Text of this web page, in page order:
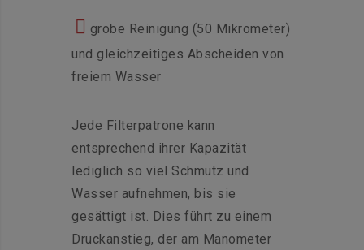
grobe Reinigung (50 Mikrometer)
und gleichzeitiges Abscheiden von
freiem Wasser
Jede Filterpatrone kann
entsprechend ihrer Kapazität
lediglich so viel Schmutz und
Wasser aufnehmen, bis sie
gesättigt ist. Dies führt zu einem
Druckanstieg, der am Manometer